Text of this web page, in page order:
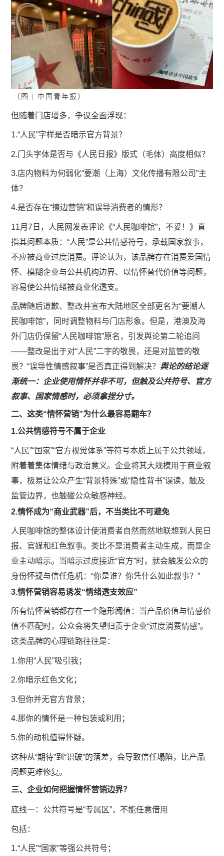
（图 | 中国青年报）
但随着门店增多，争议全面浮现：
1.“人民”字样是否暗示官方背景？
2.门头字体是否与《人民日报》版式（毛体）高度相似？
3.店内物料为何弱化“要潮（上海）文化传播有限公司”主
体？
4.是否存在“擦边营销”和误导消费者的情形？
11月7日，人民网发表评论《“人民咖啡馆”，不妥！》直
指其问题本质：“人民”是公共情感符号，承载国家叙事，
不应被商业过度消费。评论认为，该品牌存在消费爱国情
怀、模糊企业与公共机构边界、以情怀替代价值等问题，
容易使公共情绪被商业化透支。
品牌随后道歉、整改并宣布大陆地区全部更名为“要潮人
民咖啡馆”，同时调整物料与门店形象。但是，港澳及海
外门店仍保留“人民咖啡馆”原名，引发舆论第二轮追问
——整改是出于对“人民”二字的敬畏，还是对监管的敬
畏？“误导性情感叙事”是否真正得到解决？ 舆论的结论逐
渐统一：企业使用情怀并非不可，但触及公共符号、官方
叙事、国家情感时，必须拿捏分寸。
二、这类“情怀营销”为什么最容易翻车？
1.公共情感符号不属于企业
“人民”“国家”“官方视觉体系”等符号本质上属于公共领域，
附着着集体情绪与政治意义。企业将其大规模用于商业叙
事，极易让公众产生“背景特殊”或“隐性背书”误读，触及
监管边界，也触碰公众敏感神经。
2.情怀成为“商业武器”后，不当类比不可避免
人民咖啡馆的整体设计使消费者自然而然地联想到人民日
报、官媒和红色叙事。类比不是消费者主动生成，而是企
业主动暗示。当暗示过度接近“官方”时，就会触发公众的
身份怀疑与信任危机：“你是谁？你凭什么如此叙事？”
3.情怀营销容易诱发“情绪透支效应”
所有情怀营销都存在一个隐形阈值：当产品价值与情感价
值不匹配时，公众会将失望归责于企业“过度消费情感”。
这类品牌的心理链路往往是：
1.你用“人民”吸引我；
2.你暗示红色文化；
3.但你并无官方背景；
4.那你的情怀是一种包装或利用；
5.你的动机值得怀疑。
这种从“期待”到“识破”的落差，会导致信任塌陷，比产品
问题更难修复。
三、企业如何把握情怀营销边界？
底线一：公共符号是“专属区”，不能任意借用
包括：
1.“人民”“国家”等强公共符号；